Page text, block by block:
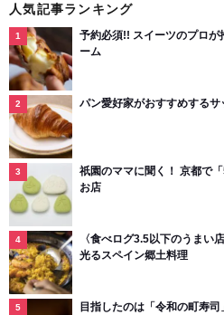
人気記事ランキング
予約必須!! スイーツのプロが
ーム
パン愛好家がおすすめする
祇園のママに聞く！ 京都で
お店
〈食べログ3.5以下のうまい
光るスペイン郷土料理
目指したのは「令和の町寿